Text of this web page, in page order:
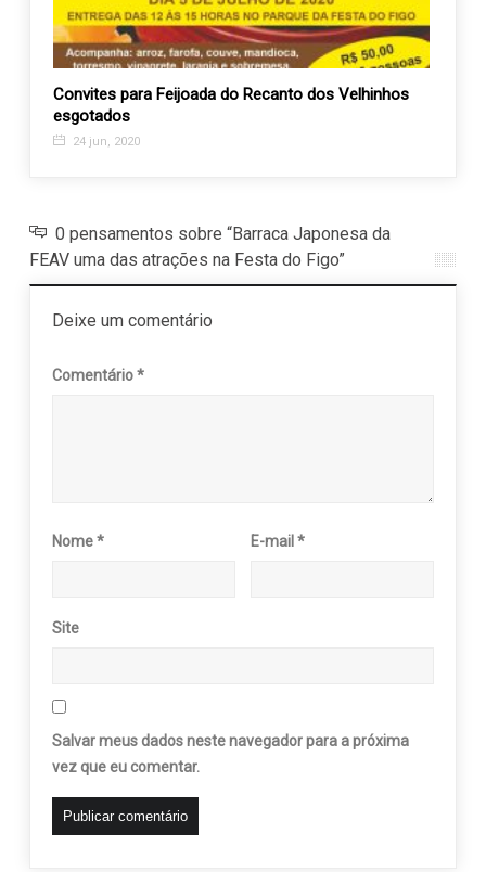
Convites para Feijoada do Recanto dos Velhinhos
esgotados
24 jun, 2020
0 pensamentos sobre “Barraca Japonesa da
FEAV uma das atrações na Festa do Figo”
Deixe um comentário
Comentário*
Nome* E-mail*
Site
Salvar meus dados neste navegador para a próxima
vez que eu comentar.